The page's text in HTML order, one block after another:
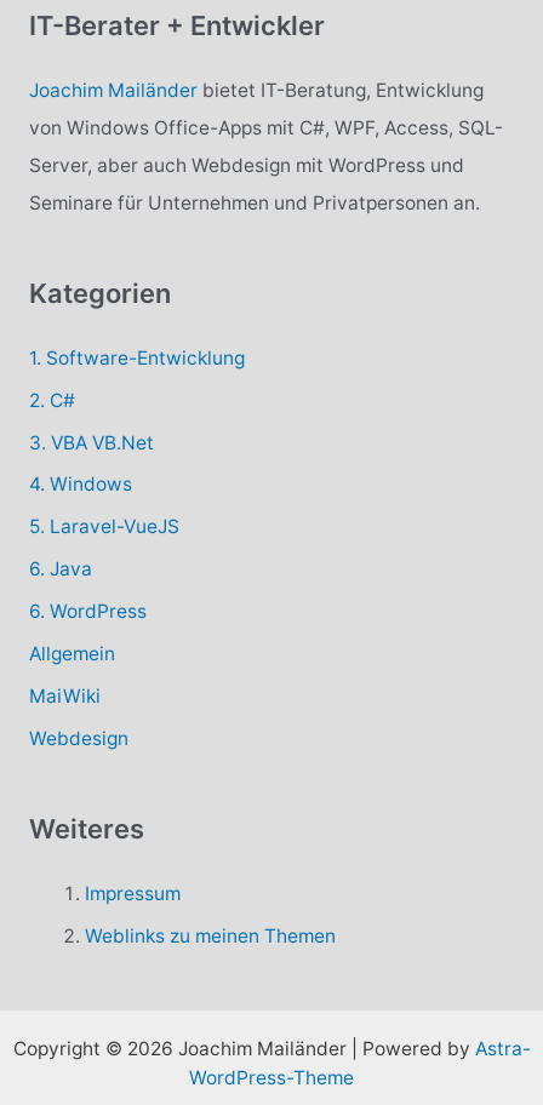
h
n
n
a
c
IT-Berater + Entwickler
Joachim Mailänderbietet IT-Beratung, Entwicklung
von Windows Office-Apps mit C#, WPF, Access, SQL-
Server, aber auch Webdesign mit WordPress und
Seminare für Unternehmen und Privatpersonen an.
Kategorien
1. Software-Entwicklung
2. C#
3. VBA VB.Net
4. Windows
5. Laravel-VueJS
6. Java
6. WordPress
Allgemein
MaiWiki
Webdesign
Weiteres
Impressum
Weblinks zu meinen Themen
Copyright © 2026 Joachim Mailänder | Powered by Astra-
WordPress-Theme